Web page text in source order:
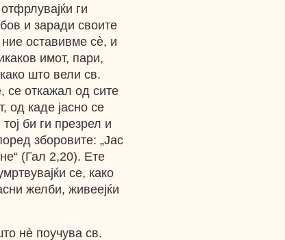
ги
и заради своите
оставивме сè, и
имот, пари,
што вели св.
се откажал од сите
од каде јасно се
би ги презрел и
зборовите: „Јас
(Гал 2,20). Ете
се, како
желби, живеејќи
нè поучува св.